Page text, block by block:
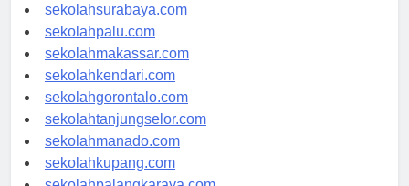
sekolahmataram.com
sekolahsurabaya.com
sekolahpalu.com
sekolahmakassar.com
sekolahkendari.com
sekolahgorontalo.com
sekolahtanjungselor.com
sekolahmanado.com
sekolahkupang.com